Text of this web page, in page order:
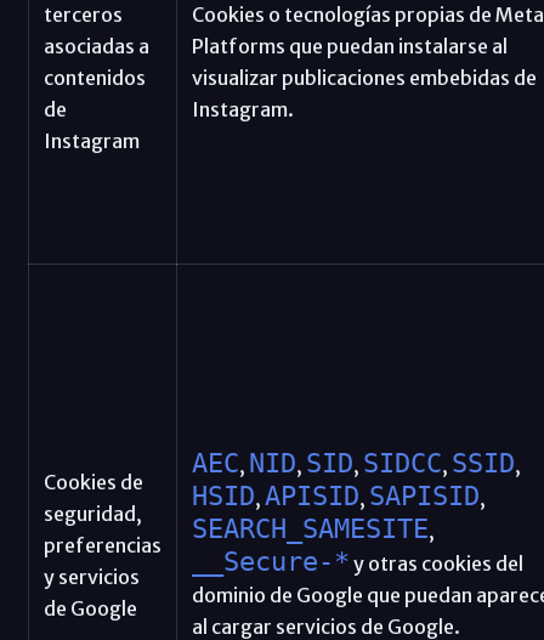
terceros
asociadas a
contenidos
de
Instagram
Cookies o tecnologías propias de Meta
Platforms que puedan instalarse al
visualizar publicaciones embebidas de
Instagram.
Cookies de
seguridad,
preferencias
y servicios
de Google
AEC, NID, SID, SIDCC, SSID,
HSID, APISID, SAPISID,
SEARCH_SAMESITE,
__Secure-* y otras cookies del
dominio de Google que puedan
al cargar servicios de Google.